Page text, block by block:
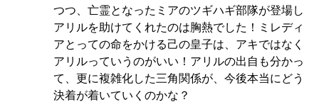
つつ、亡霊となったミアのツギハギ部隊が登場し
アリルを助けてくれたのは胸熱でした！ミレディ
アとっての命をかける己の皇子は、アキではなく
アリルっていうのがいい！アリルの出自も分かっ
て、更に複雑化した三角関係が、今後本当にどう
決着が着いていくのかな？